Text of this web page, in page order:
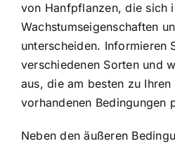
von Hanfpflanzen, die sich
Wachstumseigenschaften
unterscheiden. Informieren
verschiedenen Sorten und
aus, die am besten zu
vorhandenen Bedingungen
Neben den äußeren